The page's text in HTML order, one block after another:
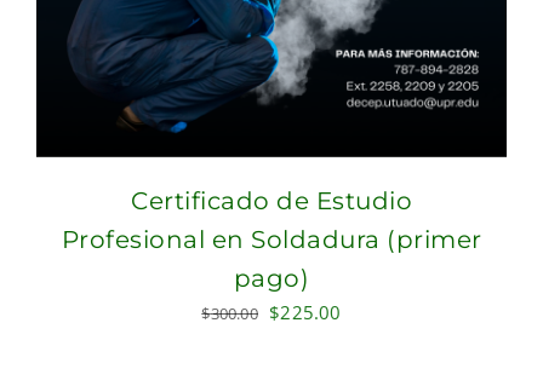
Certificado de Estudio
Profesional en Soldadura (primer
pago)
$300.00 Original
$225.00